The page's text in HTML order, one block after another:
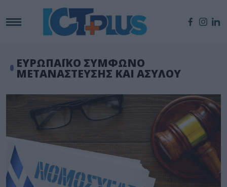
ΕΥΡΩΠΑΪΚΟ ΣΥΜΦΩΝΟ
ΜΕΤΑΝΑΣΤΕΥΣΗΣ ΚΑΙ ΑΣΥΛΟΥ